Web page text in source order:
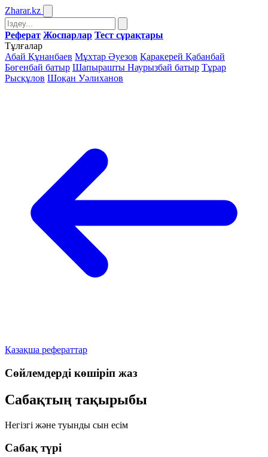
Zharar.kz
Реферат Жоспарлар Тест сұрақтары
Тұлғалар
Абай Құнанбаев Мұхтар Әуезов Қаракерей Қабанбай
Бөгенбай батыр Шапырашты Наурызбай батыр Тұрар
Рысқұлов Шоқан Уәлиханов
Қазақша рефераттар
Сөйлемдерді көшіріп жаз
Сабақтың тақырыбы
Негізгі және туынды сын есім
Сабақ түрі